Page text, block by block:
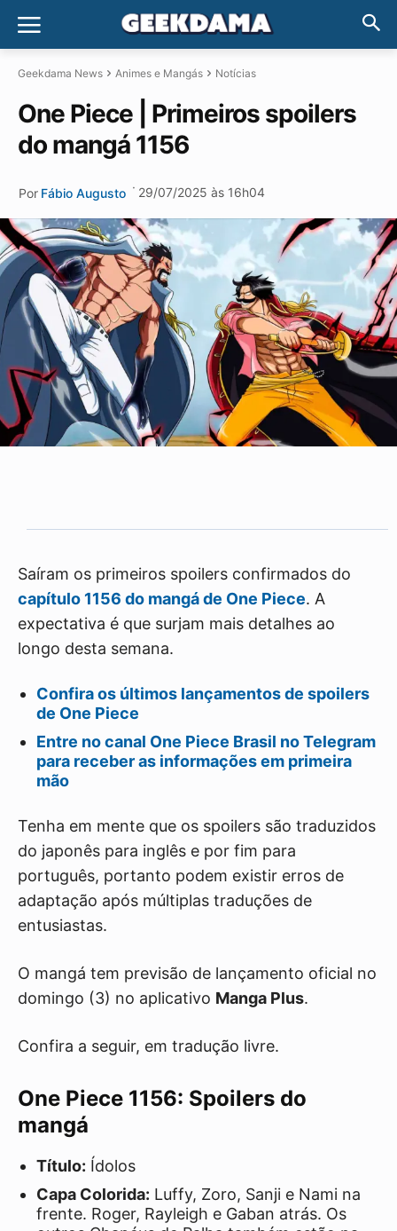
Geekdama News Animes e Mangás Notícias
One Piece | Primeiros spoilers
do mangá 1156
Por Fábio Augusto · 29/07/2025 às 16h04
Saíram os primeiros spoilers confirmados do
capítulo 1156 do mangá de One Piece. A
expectativa é que surjam mais detalhes ao
longo desta semana.
Confira os últimos lançamentos de spoilers
de One Piece
Entre no canal One Piece Brasil no Telegram
para receber as informações em primeira
mão
Tenha em mente que os spoilers são traduzidos
do japonês para inglês e por fim para
português, portanto podem existir erros de
adaptação após múltiplas traduções de
entusiastas.
O mangá tem previsão de lançamento oficial no
domingo (3) no aplicativo Manga Plus.
Confira a seguir, em tradução livre.
One Piece 1156: Spoilers do
mangá
Título: Ídolos
Capa Colorida: Luffy, Zoro, Sanji e Nami na
frente. Roger, Rayleigh e Gaban atrás. Os